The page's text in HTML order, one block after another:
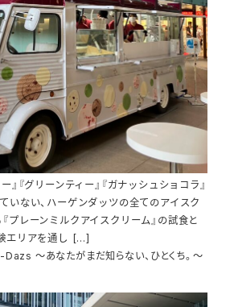
～あなたがまだ知らない、ひとくち。～
』『グリーンティー』『ガナッシュショコラ』
いない、ハーゲンダッツの全てのアイスク
プレーンミルクアイスクリーム』の試食と
エリアを通し […]